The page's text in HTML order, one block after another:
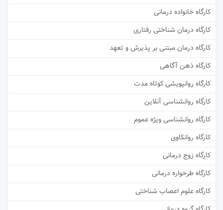
کارگاه خانواده درمانی
کارگاه درمان شناختی رفتاری
کارگاه درمان مبتنی بر پذیرش و تعهد
کارگاه ذهن آگاهی
کارگاه روانپویشی کوتاه مدت
کارگاه روانشناسی آنلاین
کارگاه روانشناسی ویژه عموم
کارگاه روانکاوی
کارگاه زوج درمانی
کارگاه طرحواره درمانی
کارگاه علوم اعصاب شناختی